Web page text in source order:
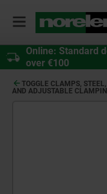
Online: Standard
over €100
TOGGLE CLAMPS,
AND ADJUSTABLE